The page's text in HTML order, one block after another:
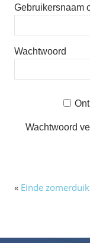
Gebruikersnaam
Wachtwoord
Wachtwoord
« Einde